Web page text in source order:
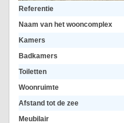
Referentie
Naam van het wooncomplex
Kamers
Badkamers
Toiletten
Woonruimte
Afstand tot de zee
Meubilair